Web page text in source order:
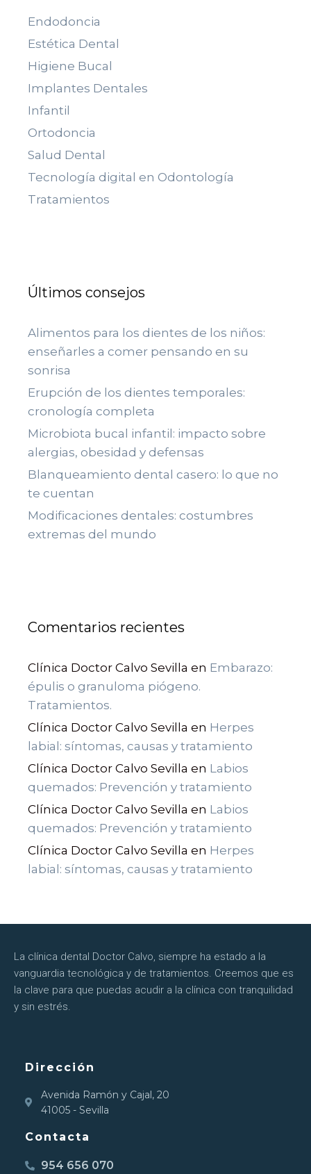
Endodoncia
Estética Dental
Higiene Bucal
Implantes Dentales
Infantil
Ortodoncia
Salud Dental
Tecnología digital en Odontología
Tratamientos
Últimos consejos
Alimentos para los dientes de los niños:
enseñarles a comer pensando en su
sonrisa
Erupción de los dientes temporales:
cronología completa
Microbiota bucal infantil: impacto sobre
alergias, obesidad y defensas
Blanqueamiento dental casero: lo que no
te cuentan
Modificaciones dentales: costumbres
extremas del mundo
Comentarios recientes
Clínica Doctor Calvo Sevilla en Embarazo:
épulis o granuloma piógeno.
Tratamientos.
Clínica Doctor Calvo Sevilla en Herpes
labial: síntomas, causas y tratamiento
Clínica Doctor Calvo Sevilla en Labios
quemados: Prevención y tratamiento
Clínica Doctor Calvo Sevilla en Labios
quemados: Prevención y tratamiento
Clínica Doctor Calvo Sevilla en Herpes
labial: síntomas, causas y tratamiento
La clínica dental Doctor Calvo, siempre ha estado a la
vanguardia tecnológica y de tratamientos. Creemos que es
la clave para que puedas acudir a la clínica con tranquilidad
y sin estrés.
Dirección
Avenida Ramón y Cajal, 20
41005 - Sevilla
Contacta
954 656 070